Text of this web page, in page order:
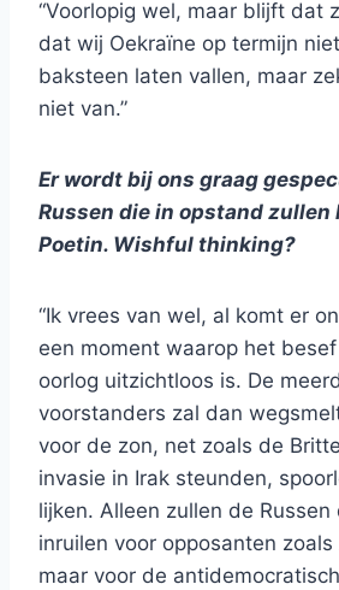
“Voorlopig wel, maar blijft dat
dat wij Oekraïne op termijn
baksteen laten vallen, maar
niet van.”
Er wordt bij ons graag
Russen die in opstand zullen
Poetin. Wishful thinking?
“Ik vrees van wel, al komt er
een moment waarop het
oorlog uitzichtloos is. De
voorstanders zal dan
voor de zon, net zoals de
invasie in Irak steunden,
lijken. Alleen zullen de
inruilen voor opposanten
maar voor de